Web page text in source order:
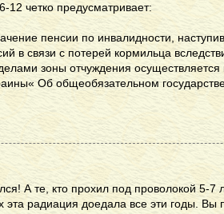
12 четко предусматривает:
пенсии по инвалидности,
в связи с потерей кормильца
зоны отчуждения
Об общеобязательном
А те, кто прохил под проволокой 5-7
эта радиация доедала все эти годы.